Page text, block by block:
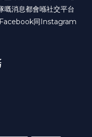
嘅消息都會喺社交平台
Facebook同Instagram